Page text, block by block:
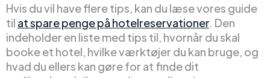
Hvis du vil have flere tips, kan du læse vores guide
til at spare penge på hotelreservationer. Den
indeholder en liste med tips til, hvornår du skal
booke et hotel, hvilke værktøjer du kan bruge, og
hvad du ellers kan gøre for at finde dit